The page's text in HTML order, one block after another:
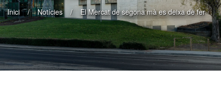
Inici Notícies El Mercat de segona mà es deixa de fer